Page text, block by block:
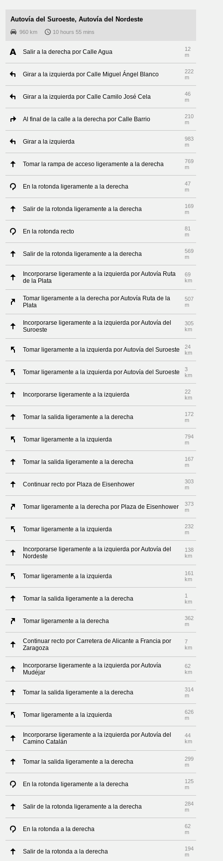
Autovía del Suroeste, Autovía del Nordeste
960 km 10 hours 55 mins
Salir a la derecha por Calle Agua
12
m
Girar a la izquierda por Calle Miguel Ángel Blanco
222
m
Girar a la izquierda por Calle Camilo José Cela
46
m
Al final de la calle a la derecha por Calle Barrio
210
m
Girar a la izquierda
983
m
Tomar la rampa de acceso ligeramente a la derecha
769
m
En la rotonda ligeramente a la derecha
47
m
Salir de la rotonda ligeramente a la derecha
169
m
En la rotonda recto
81
m
Salir de la rotonda ligeramente a la derecha
569
m
Incorporarse ligeramente a la izquierda por Autovía Ruta
de la Plata
69
km
Tomar ligeramente a la derecha por Autovía Ruta de la
Plata
507
m
Incorporarse ligeramente a la izquierda por Autovía del
Suroeste
305
km
Tomar ligeramente a la izquierda por Autovía del Suroeste
24
km
Tomar ligeramente a la izquierda por Autovía del Suroeste
3
km
Incorporarse ligeramente a la izquierda
22
km
Tomar la salida ligeramente a la derecha
172
m
Tomar ligeramente a la izquierda
794
m
Tomar la salida ligeramente a la derecha
167
m
Continuar recto por Plaza de Eisenhower
303
m
Tomar ligeramente a la derecha por Plaza de Eisenhower
373
m
Tomar ligeramente a la izquierda
232
m
Incorporarse ligeramente a la izquierda por Autovía del
Nordeste
138
km
Tomar ligeramente a la izquierda
161
km
Tomar la salida ligeramente a la derecha
1
km
Tomar ligeramente a la derecha
362
m
Continuar recto por Carretera de Alicante a Francia por
Zaragoza
7
km
Incorporarse ligeramente a la izquierda por Autovía
Mudéjar
62
km
Tomar la salida ligeramente a la derecha
314
m
Tomar ligeramente a la izquierda
626
m
Incorporarse ligeramente a la izquierda por Autovía del
Camino Catalán
44
km
Tomar la salida ligeramente a la derecha
299
m
En la rotonda ligeramente a la derecha
125
m
Salir de la rotonda ligeramente a la derecha
284
m
En la rotonda a la derecha
62
m
Salir de la rotonda a la derecha
194
m